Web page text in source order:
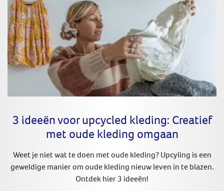
3 ideeën voor upcycled kleding: Creatief
met oude kleding omgaan
Weet je niet wat te doen met oude kleding? Upcyling is een
geweldige manier om oude kleding nieuw leven in te blazen.
Ontdek hier 3 ideeën!